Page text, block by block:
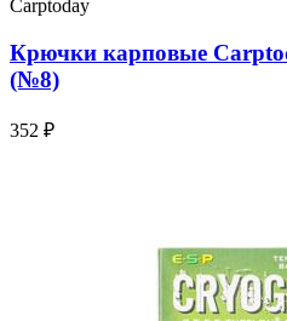
Carptoday
Крючки карповые
(№8)
352 ₽